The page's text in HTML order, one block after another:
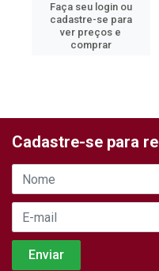
Faça seu login ou
cadastre-se para
ver preços e
comprar
Cadastre-se para